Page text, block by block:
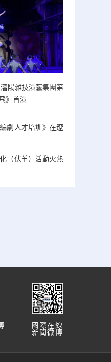
陽雜技演藝集團第
》首演
劇人才培訓》在遼
（伏羊）活動火熱
國際在線
新聞微博